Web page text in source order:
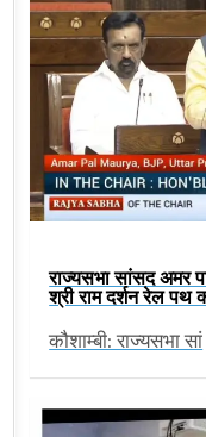
राज्यसभा सांसद अमर
श्री राम दर्शन रेल पथ
कौशाम्बी: राज्यसभा सां